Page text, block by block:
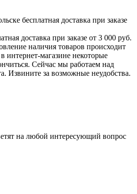
бесплатная доставка при заказе
доставка при заказе от 3 000 руб.
наличия товаров происходит
интернет-магазине некоторые
Сейчас мы работаем над
Извините за возможные неудобства.
на любой интересующий вопрос